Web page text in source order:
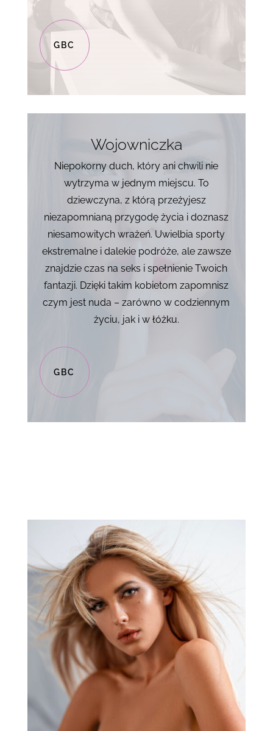
GBC
Wojowniczka
Niepokorny duch, który ani chwili nie
wytrzyma w jednym miejscu. To
dziewczyna, z którą przeżyjesz
niezapomnianą przygodę życia i doznasz
niesamowitych wrażeń. Uwielbia sporty
ekstremalne i dalekie podróże, ale zawsze
znajdzie czas na seks i spełnienie Twoich
fantazji. Dzięki takim kobietom zapomnisz
czym jest nuda – zarówno w codziennym
życiu, jak i w łóżku.
GBC